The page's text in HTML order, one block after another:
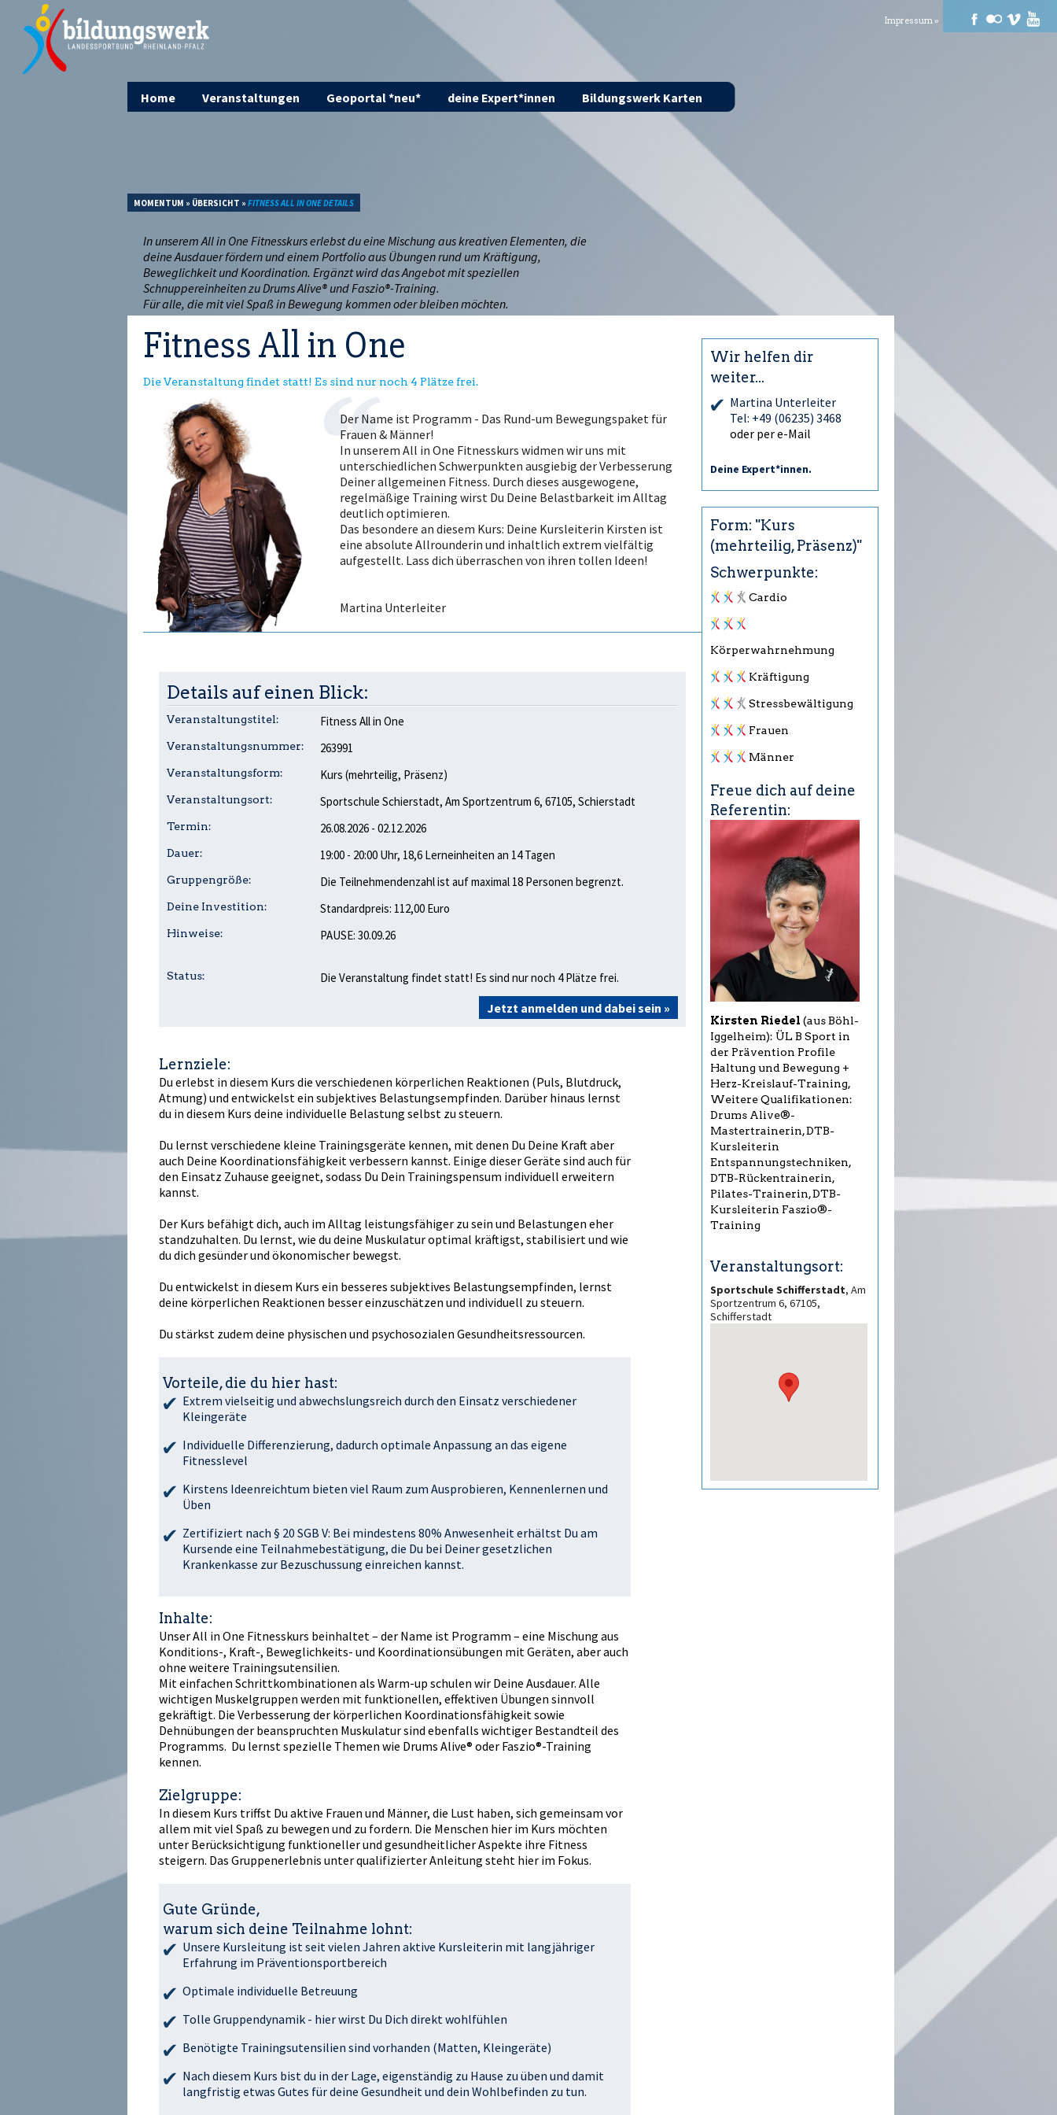
Home Veranstaltungen Geoportal *neu* deine Expert*innen Bildungswerk Karten
Impressum »
MOMENTUM » ÜBERSICHT » FITNESS ALL IN ONE DETAILS
In unserem All in One Fitnesskurs erlebst du eine Mischung aus kreativen Elementen, die
deine Ausdauer fördern und einem Portfolio aus Übungen rund um Kräftigung,
Beweglichkeit und Koordination. Ergänzt wird das Angebot mit speziellen
Schnuppereinheiten zu Drums Alive® und Faszio®-Training.
Für alle, die mit viel Spaß in Bewegung kommen oder bleiben möchten.
Fitness All in One
Die Veranstaltung findet statt! Es sind nur noch 4 Plätze frei.
Der Name ist Programm - Das Rund-um Bewegungspaket für
Frauen & Männer!
In unserem All in One Fitnesskurs widmen wir uns mit
unterschiedlichen Schwerpunkten ausgiebig der Verbesserung
Deiner allgemeinen Fitness. Durch dieses ausgewogene,
regelmäßige Training wirst Du Deine Belastbarkeit im Alltag
deutlich optimieren.
Das besondere an diesem Kurs: Deine Kursleiterin Kirsten ist
eine absolute Allrounderin und inhaltlich extrem vielfältig
aufgestellt. Lass dich überraschen von ihren tollen Ideen!
Martina Unterleiter
Details auf einen Blick:
Veranstaltungstitel: Fitness All in One
Veranstaltungsnummer: 263991
Veranstaltungsform: Kurs (mehrteilig, Präsenz)
Veranstaltungsort: Sportschule Schifferstadt, Am Sportzentrum 6, 67105, Schifferstadt
Termin: 26.08.2026 - 02.12.2026
Dauer: 19:00 - 20:00 Uhr, 18,6 Lerneinheiten an 14 Tagen
Gruppengröße: Die Teilnehmendenzahl ist auf maximal 18 Personen begrenzt.
Deine Investition: Standardpreis: 112,00 Euro
Hinweise: PAUSE: 30.09.26
Status: Die Veranstaltung findet statt! Es sind nur noch 4 Plätze frei.
Jetzt anmelden und dabei sein »
Lernziele:
Du erlebst in diesem Kurs die verschiedenen körperlichen Reaktionen (Puls, Blutdruck,
Atmung) und entwickelst ein subjektives Belastungsempfinden. Darüber hinaus lernst
du in diesem Kurs deine individuelle Belastung selbst zu steuern.
Du lernst verschiedene kleine Trainingsgeräte kennen, mit denen Du Deine Kraft aber
auch Deine Koordinationsfähigkeit verbessern kannst. Einige dieser Geräte sind auch für
den Einsatz Zuhause geeignet, sodass Du Dein Trainingspensum individuell erweitern
kannst.
Der Kurs befähigt dich, auch im Alltag leistungsfähiger zu sein und Belastungen eher
standzuhalten. Du lernst, wie du deine Muskulatur optimal kräftigst, stabilisiert und wie
du dich gesünder und ökonomischer bewegst.
Du entwickelst in diesem Kurs ein besseres subjektives Belastungsempfinden, lernst
deine körperlichen Reaktionen besser einzuschätzen und individuell zu steuern.
Du stärkst zudem deine physischen und psychosozialen Gesundheitsressourcen.
Vorteile, die du hier hast:
Extrem vielseitig und abwechslungsreich durch den Einsatz verschiedener
Kleingeräte
Individuelle Differenzierung, dadurch optimale Anpassung an das eigene
Fitnesslevel
Kirstens Ideenreichtum bieten viel Raum zum Ausprobieren, Kennenlernen und
Üben
Zertifiziert nach § 20 SGB V: Bei mindestens 80% Anwesenheit erhältst Du am
Kursende eine Teilnahmebestätigung, die Du bei Deiner gesetzlichen
Krankenkasse zur Bezuschussung einreichen kannst.
Inhalte:
Unser All in One Fitnesskurs beinhaltet – der Name ist Programm – eine Mischung aus
Konditions-, Kraft-, Beweglichkeits- und Koordinationsübungen mit Geräten, aber auch
ohne weitere Trainingsutensilien.
Mit einfachen Schrittkombinationen als Warm-up schulen wir Deine Ausdauer. Alle
wichtigen Muskelgruppen werden mit funktionellen, effektiven Übungen sinnvoll
gekräftigt. Die Verbesserung der körperlichen Koordinationsfähigkeit sowie
Dehnübungen der beanspruchten Muskulatur sind ebenfalls wichtiger Bestandteil des
Programms. Du lernst spezielle Themen wie Drums Alive® oder Faszio®-Training
kennen.
Zielgruppe:
In diesem Kurs triffst Du aktive Frauen und Männer, die Lust haben, sich gemeinsam vor
allem mit viel Spaß zu bewegen und zu fordern. Die Menschen hier im Kurs möchten
unter Berücksichtigung funktioneller und gesundheitlicher Aspekte ihre Fitness
steigern. Das Gruppenerlebnis unter qualifizierter Anleitung steht hier im Fokus.
Gute Gründe,
warum sich deine Teilnahme lohnt:
Unsere Kursleitung ist seit vielen Jahren aktive Kursleiterin mit langjähriger
Erfahrung im Präventionsportbereich
Optimale individuelle Betreuung
Tolle Gruppendynamik - hier wirst Du Dich direkt wohlfühlen
Benötigte Trainingsutensilien sind vorhanden (Matten, Kleingeräte)
Nach diesem Kurs bist du in der Lage, eigenständig zu Hause zu üben und damit
langfristig etwas Gutes für deine Gesundheit und dein Wohlbefinden zu tun.
Wir helfen dir
weiter...
Martina Unterleiter
Tel: +49 (06235) 3468
oder per e-Mail
Deine Expert*innen.
Form: "Kurs
(mehrteilig, Präsenz)"
Schwerpunkte:
Cardio
Körperwahrnehmung
Kräftigung
Stressbewältigung
Frauen
Männer
Freue dich auf deine
Referentin:
Kirsten Riedel (aus Böhl-
Iggelheim): ÜL B Sport in
der Prävention Profile
Haltung und Bewegung +
Herz-Kreislauf-Training,
Weitere Qualifikationen:
Drums Alive®-
Mastertrainerin, DTB-
Kursleiterin
Entspannungstechniken,
DTB-Rückentrainerin,
Pilates-Trainerin, DTB-
Kursleiterin Faszio®-
Training
Veranstaltungsort:
Sportschule Schifferstadt, Am
Sportzentrum 6, 67105,
Schifferstadt